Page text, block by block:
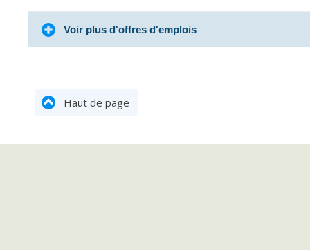
Voir plus d'offres d'emplois
Haut de page